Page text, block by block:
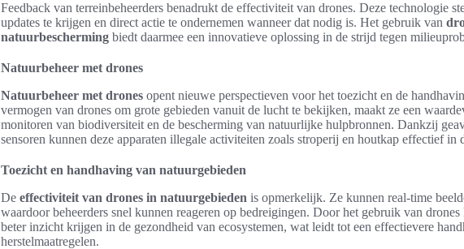
Feedback van terreinbeheerders benadrukt de effectiviteit van drones. Deze technologie
updates te krijgen en direct actie te ondernemen wanneer dat nodig is. Het gebruik van
natuurbescherming biedt daarmee een innovatieve oplossing in de strijd tegen
Natuurbeheer met drones
Natuurbeheer met drones opent nieuwe perspectieven voor het toezicht en de
vermogen van drones om grote gebieden vanuit de lucht te bekijken, maakt ze een
monitoren van biodiversiteit en de bescherming van natuurlijke hulpbronnen. Dankzij
sensoren kunnen deze apparaten illegale activiteiten zoals stroperij en houtkap effectief in
Toezicht en handhaving van natuurgebieden
De effectiviteit van drones in natuurgebieden is opmerkelijk. Ze kunnen real-time
waardoor beheerders snel kunnen reageren op bedreigingen. Door het gebruik van drones
beter inzicht krijgen in de gezondheid van ecosystemen, wat leidt tot een effectievere
herstelmaatregelen.